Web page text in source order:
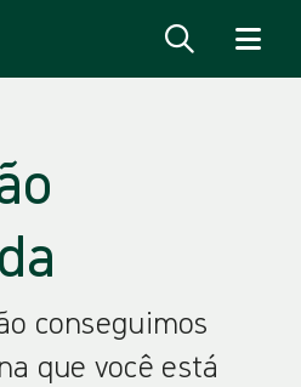
conseguimos
que você está